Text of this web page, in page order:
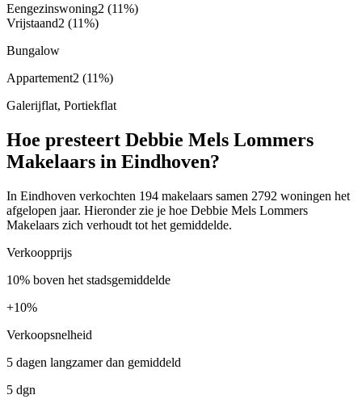
Eengezinswoning2 (11%)
Vrijstaand2 (11%)
Bungalow
Appartement2 (11%)
Galerijflat, Portiekflat
Hoe presteert Debbie Mels Lommers
Makelaars in Eindhoven?
In Eindhoven verkochten 194 makelaars samen 2792 woningen het
afgelopen jaar. Hieronder zie je hoe Debbie Mels Lommers
Makelaars zich verhoudt tot het gemiddelde.
Verkoopprijs
10% boven het stadsgemiddelde
+10%
Verkoopsnelheid
5 dagen langzamer dan gemiddeld
5 dgn